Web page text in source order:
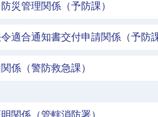
災管理関係（予防課）
適合通知書交付申請関係（予防課
係（警防救急課）